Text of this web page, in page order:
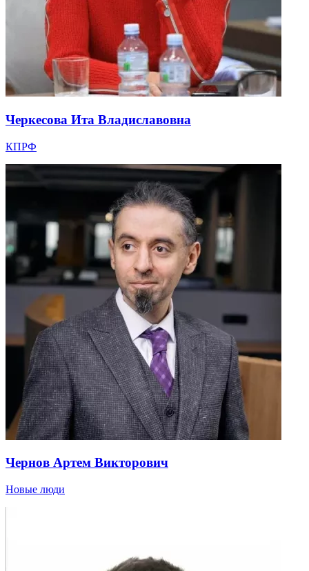
Черкесова Ита Владиславовна
КПРФ
Чернов Артем Викторович
Новые люди